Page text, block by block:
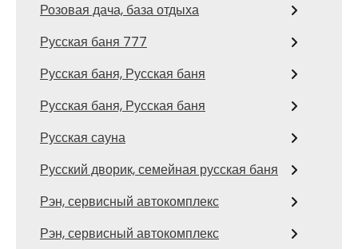
Розовая дача, база отдыха
Русская баня 777
Русская баня, Русская баня
Русская баня, Русская баня
Русская сауна
Русский дворик, семейная русская баня
Рэн, сервисный автокомплекс
Рэн, сервисный автокомплекс